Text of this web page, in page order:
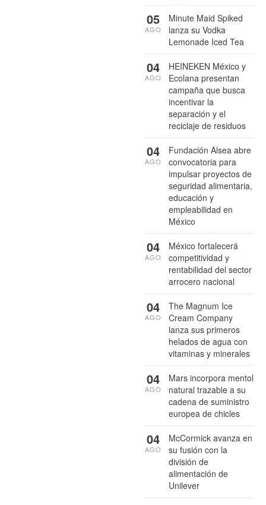
Minute Maid Spiked
lanza su Vodka
Lemonade Iced Tea
05
AGO
HEINEKEN México y
Ecolana presentan
campaña que busca
incentivar la
separación y el
reciclaje de residuos
04
AGO
Fundación Alsea abre
convocatoria para
impulsar proyectos de
seguridad alimentaria,
educación y
empleabilidad en
México
04
AGO
México fortalecerá
competitividad y
rentabilidad del sector
arrocero nacional
04
AGO
The Magnum Ice
Cream Company
lanza sus primeros
helados de agua con
vitaminas y minerales
04
AGO
Mars incorpora mentol
natural trazable a su
cadena de suministro
europea de chicles
04
AGO
McCormick avanza en
su fusión con la
división de
alimentación de
Unilever
04
AGO